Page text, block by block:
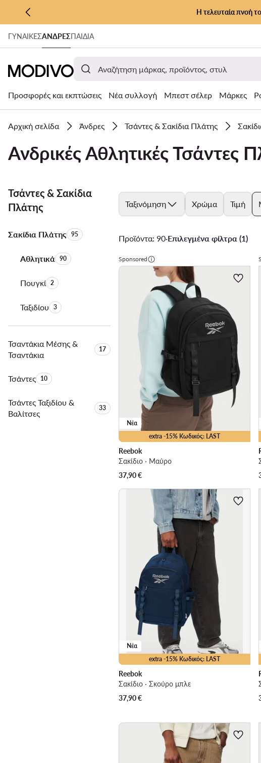
ΜΕΤΆΒΑΣΗ ΣΤΟ ΚΎΡΙΟ ΠΕΡΙΕΧΌΜΕΝΟ
ΜΕΤΆΒΑΣΗ ΣΤΗΝ ΑΝΑΖΉΤΗΣΗ
Η τελευταία πνοή
ΓΥΝΑΊΚΕΣΑΝΔΡΕΣΠΑΙΔΙΑ
Προσφορές και εκπτώσεις Νέα συλλογή Μπεστ σέλερ Μάρκες
Αρχική σελίδα Άνδρες Τσάντες & Σακίδια Πλάτης
Ανδρικές Αθλητικές Τσάντες
Τσάντες & Σακίδια
Πλάτης
Σακίδια ΠλάτηςΑριθμός προϊόντων:
95
ΑθλητικάΑριθμός προϊόντων:
90
ΠουγκίΑριθμός προϊόντων:
2
ΤαξιδίουΑριθμός προϊόντων:
3
Τσαντάκια Μέσης &
Τσαντάκια
Αριθμός προϊόντων:
17
ΤσάντεςΑριθμός προϊόντων:
10
Τσάντες Ταξιδίου &
Βαλίτσες
Αριθμός προϊόντων:
33
Ταξινόμηση Χρώμα Τιμή
Προϊόντα: 90·Επιλεγμένα φίλτρα (1)
Sponsored
extra -15% Κωδικός: LAST
Νέα
Reebok
Σακίδιο · Μαύρο
37,90€
extra -15% Κωδικός: LAST
Νέα
Reebok
Σακίδιο · Σκούρο μπλε
37,90€